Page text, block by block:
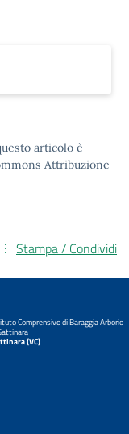
articolo è
Attribuzione
Stampa / Condividi
Comprensivo di Baraggia Arborio
(VC)